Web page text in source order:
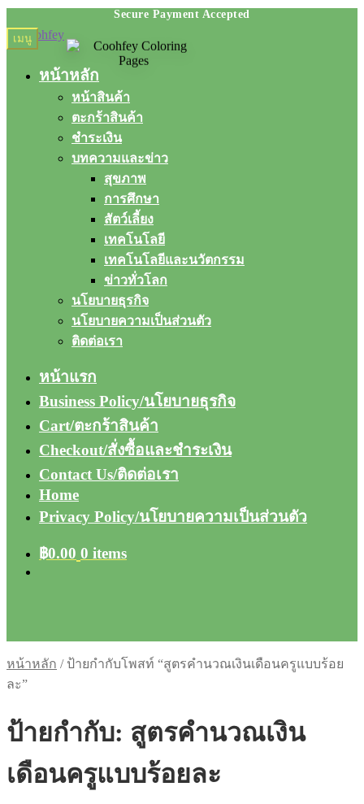
Skip
to
Skip
to
เมนู
หน้าหลัก
หน้าสินค้า
ตะกร้าสินค้า
ชำระเงิน
บทความและข่าว
สุขภาพ
การศึกษา
สัตว์เลี้ยง
เทคโนโลยี
เทคโนโลยีและนวัตกรรม
ข่าวทั่วโลก
นโยบายธุรกิจ
นโยบายความเป็นส่วนตัว
ติดต่อเรา
หน้าแรก
Business Policy/นโยบายธุรกิจ
Cart/ตะกร้าสินค้า
Checkout/สั่งซื้อและชำระเงิน
Contact Us/ติดต่อเรา
Home
Privacy Policy/นโยบายความเป็นส่วนตัว
฿0.00 0 items
หน้าหลัก / ป้ายกำกับโพสท์ “สูตรคำนวณเงินเดือนครูแบบร้อย
ละ”
ป้ายกำกับ: สูตรคำนวณเงิน
เดือนครูแบบร้อยละ